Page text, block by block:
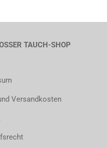
TAUCH-SHOP
Versandkosten